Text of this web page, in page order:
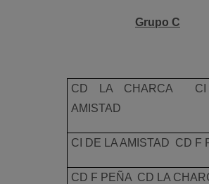
Grupo C
CD LA CHARCA 
AMISTAD
CI DE LA AMISTAD  CD F
CD F PEÑA  CD LA